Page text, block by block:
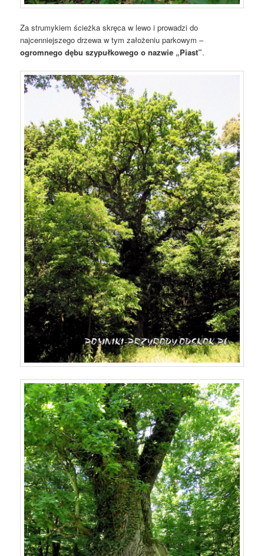
Za strumykiem ścieżka skręca w lewo i prowadzi do
najcenniejszego drzewa w tym założeniu parkowym –
ogromnego dębu szypułkowego o nazwie „Piast”.